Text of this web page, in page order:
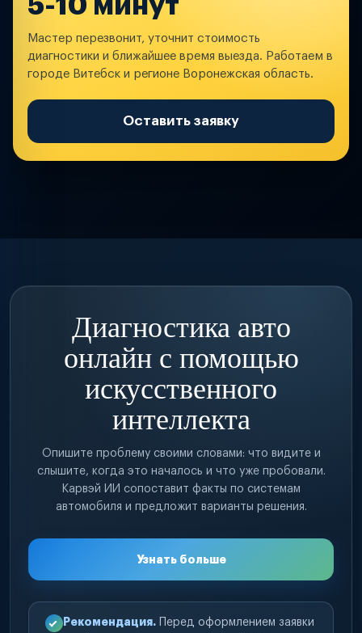
5-10 минут
Мастер перезвонит, уточнит стоимость
диагностики и ближайшее время выезда. Работаем в
городе Витебск и регионе Воронежская область.
Оставить заявку
Диагностика авто
онлайн с помощью
искусственного
интеллекта
Опишите проблему своими словами: что видите и
слышите, когда это началось и что уже пробовали.
Карвэй ИИ сопоставит факты по системам
автомобиля и предложит варианты решения.
Узнать больше
Рекомендация. Перед оформлением заявки